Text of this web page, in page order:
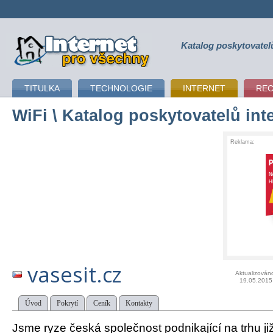
připojení k internetu Katalog
TITULKA TECHNOLOGIE INTERNET
WiFi \ Katalog poskytovatelů
Reklama:
vasesit.cz
19.05.2015
Úvod Pokrytí Ceník Kontakty
Jsme ryze česká společnost podnikající na trhu